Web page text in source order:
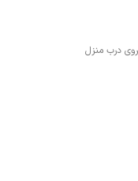
درب منزل